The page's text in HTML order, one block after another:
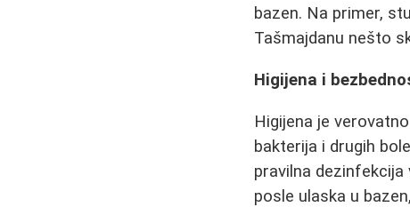
bazen. Na primer,
Tašmajdanu nešto
Higijena i
Higijena je
bakterija i drugih
pravilna
posle ulaska u